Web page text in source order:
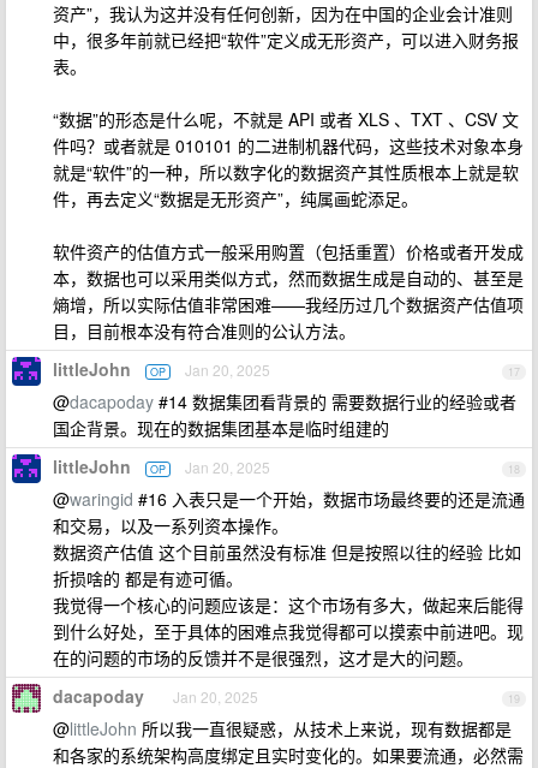
资产”，我认为这并没有任何创新，因为在中国的企业会计准则
中，很多年前就已经把“软件”定义成无形资产，可以进入财务报
表。
“数据”的形态是什么呢，不就是 API 或者 XLS 、TXT 、CSV 文
件吗？或者就是 010101 的二进制机器代码，这些技术对象本身
就是“软件”的一种，所以数字化的数据资产其性质根本上就是软
件，再去定义“数据是无形资产”，纯属画蛇添足。
软件资产的估值方式一般采用购置（包括重置）价格或者开发成
本，数据也可以采用类似方式，然而数据生成是自动的、甚至是
熵增，所以实际估值非常困难——我经历过几个数据资产估值项
目，目前根本没有符合准则的公认方法。
17
littleJohn OP Jan 20, 2025
@dacapoday #14 数据集团看背景的 需要数据行业的经验或者
国企背景。现在的数据集团基本是临时组建的
18
littleJohn OP Jan 20, 2025
@waringid #16 入表只是一个开始，数据市场最终要的还是流通
和交易，以及一系列资本操作。
数据资产估值 这个目前虽然没有标准 但是按照以往的经验 比如
折损啥的 都是有迹可循。
我觉得一个核心的问题应该是：这个市场有多大，做起来后能得
到什么好处，至于具体的困难点我觉得都可以摸索中前进吧。现
在的问题的市场的反馈并不是很强烈，这才是大的问题。
19
dacapoday Jan 20, 2025
@littleJohn 所以我一直很疑惑，从技术上来说，现有数据都是
和各家的系统架构高度绑定且实时变化的。如果要流通，必然需